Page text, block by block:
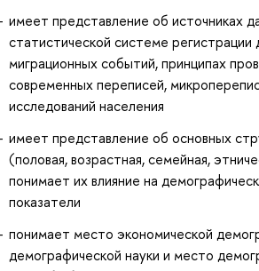
имеет представление об источниках
статистической системе регистрации
миграционных событий, принципах
современных переписей,
исследований населения
имеет представление об основных
(половая, возрастная, семейная,
понимает их влияние на
показатели
понимает место экономической
демографической науки и место